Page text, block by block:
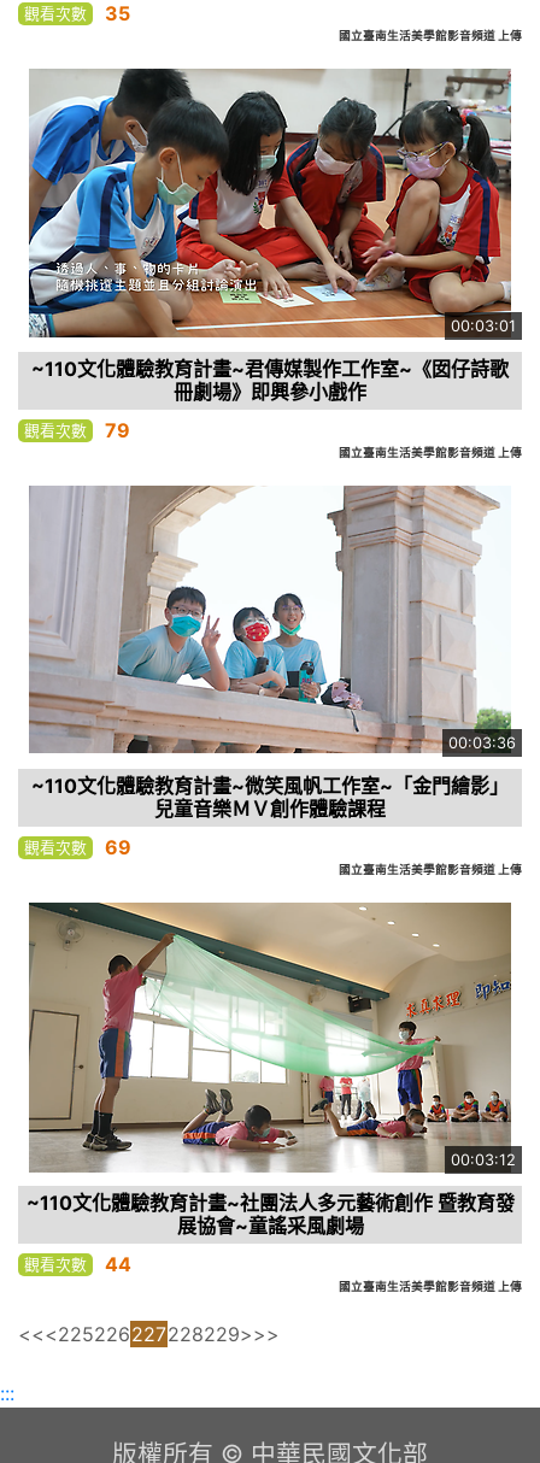
觀看次數 35
國立臺南生活美學館影音頻道 上傳
00:03:01
~110文化體驗教育計畫~君傳媒製作工作室~《囡仔詩歌
冊劇場》即興參小戲作
觀看次數 79
國立臺南生活美學館影音頻道 上傳
00:03:36
~110文化體驗教育計畫~微笑風帆工作室~「金門繪影」
兒童音樂ＭＶ創作體驗課程
觀看次數 69
國立臺南生活美學館影音頻道 上傳
00:03:12
~110文化體驗教育計畫~社團法人多元藝術創作 暨教育發
展協會~童謠采風劇場
觀看次數 44
國立臺南生活美學館影音頻道 上傳
<<<225226227228229>>>
:::
版權所有 © 中華民國文化部